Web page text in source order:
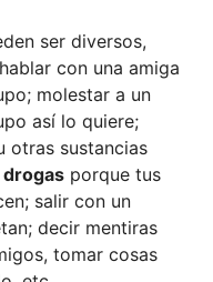
ser diversos,
con una amiga
molestar a un
así lo quiere;
otras sustancias
porque tus
salir con un
decir mentiras
tomar cosas